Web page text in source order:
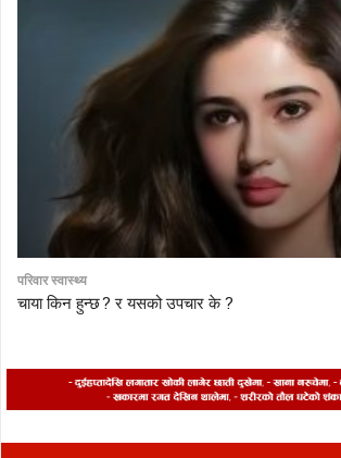
परिवार स्वास्थ्य
चाया किन हुन्छ ? र यसको उपचार के ?